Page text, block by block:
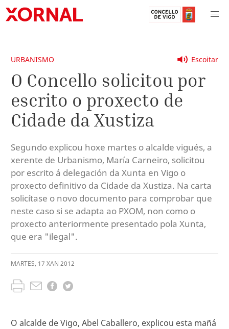
Escoitar
URBANISMO
O Concello solicitou por
escrito o proxecto de
Cidade da Xustiza
Segundo explicou hoxe martes o alcalde vigués, a
xerente de Urbanismo, María Carneiro, solicitou
por escrito á delegación da Xunta en Vigo o
proxecto definitivo da Cidade da Xustiza. Na carta
solicítase o novo documento para comprobar que
neste caso si se adapta ao PXOM, non como o
proxecto anteriormente presentado pola Xunta,
que era "ilegal".
MARTES, 17 XAN 2012
O alcalde de Vigo, Abel Caballero, explicou esta mañá